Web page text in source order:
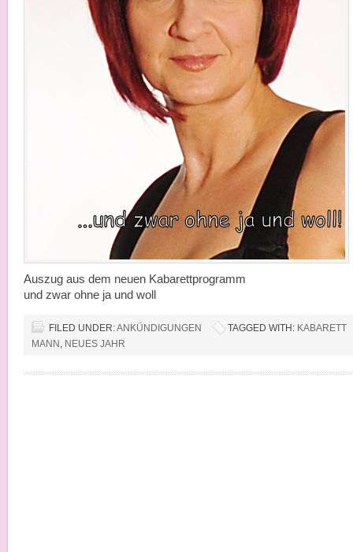
Auszug aus dem neuen Kabarettprogramm
und zwar ohne ja und woll
FILED UNDER:ANKÜNDIGUNGEN TAGGED WITH: KABARETT
MANN , NEUES JAHR